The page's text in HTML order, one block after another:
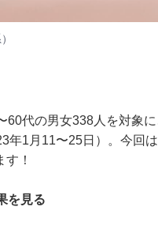
60代の男女338人を対象
年1月11〜25日）。今回
！
を見る